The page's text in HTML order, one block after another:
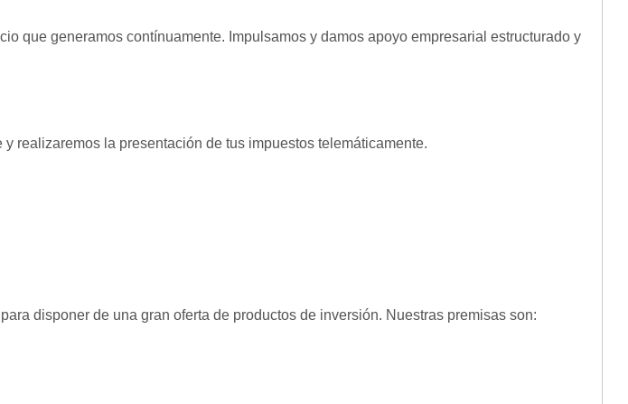
que generamos contínuamente. Impulsamos y damos apoyo empresarial estructurado y
realizaremos la presentación de tus impuestos telemáticamente.
disponer de una gran oferta de productos de inversión. Nuestras premisas son: